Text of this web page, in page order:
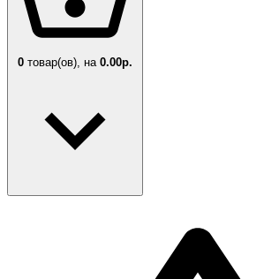
0 товар(ов), на 0.00р.